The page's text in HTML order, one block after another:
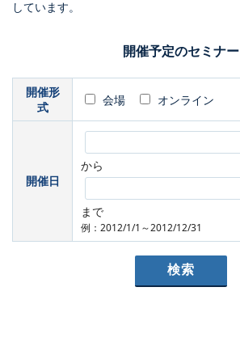
しています。
開催予定のセミナー
開催形
式
会場 オンライン
開催日
から
まで
例：2012/1/1～2012/12/31